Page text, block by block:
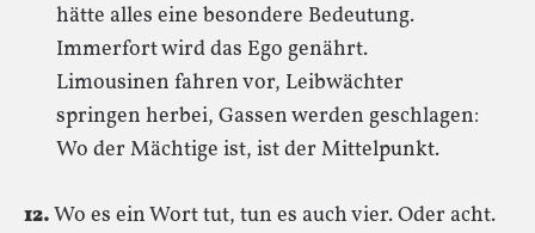
hätte alles eine besondere Bedeutung.
Immerfort wird das Ego genährt.
Limousinen fahren vor, Leibwächter
springen herbei, Gassen werden geschlagen:
Wo der Mächtige ist, ist der Mittelpunkt.
12.Wo es ein Wort tut, tun es auch vier. Oder acht.